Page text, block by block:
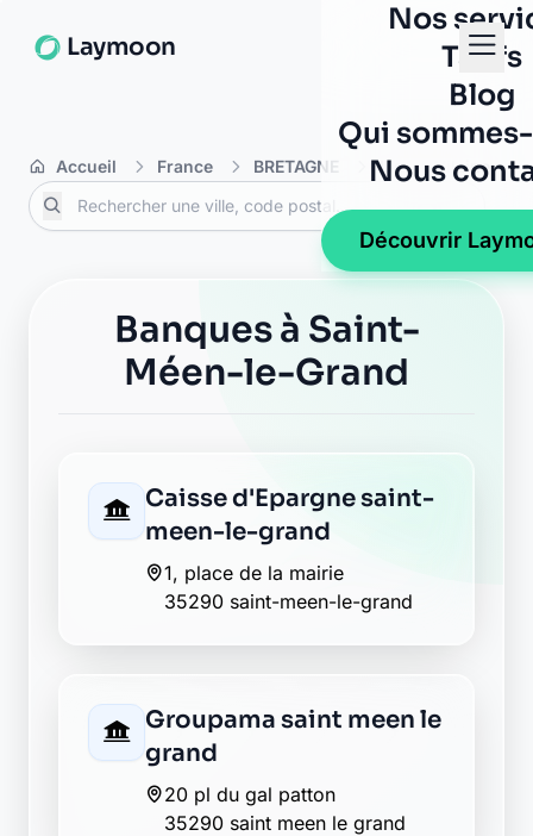
Laymoon
Nos
Tarifs
Blog
Qui
Nous
Découvrir
Accueil France BRETAGNE Ille-et-Vilaine
Banques à Saint-
Méen-le-Grand
Caisse d'Epargne saint-
meen-le-grand
1, place de la mairie
35290 saint-meen-le-grand
Groupama saint meen le
grand
20 pl du gal patton
35290 saint meen le grand